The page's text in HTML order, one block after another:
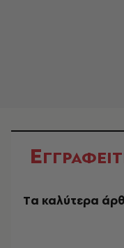
Ε
Tα καλύτερα